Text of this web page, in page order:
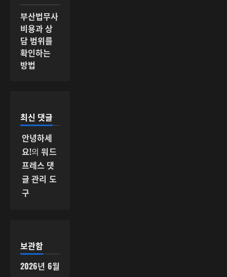
부산법무사
비용과 상
담 범위를
확인하는
방법
최신 댓글
안녕하세
요!의워드
프레스 댓
글 관리 도
구
보관함
2026년 6월